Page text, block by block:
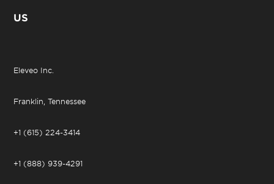
US
Eleveo Inc.
Franklin, Tennessee
+1 (615) 224-3414
+1 (888) 939-4291